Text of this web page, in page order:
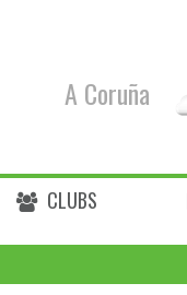
A Coruña
CLUBS